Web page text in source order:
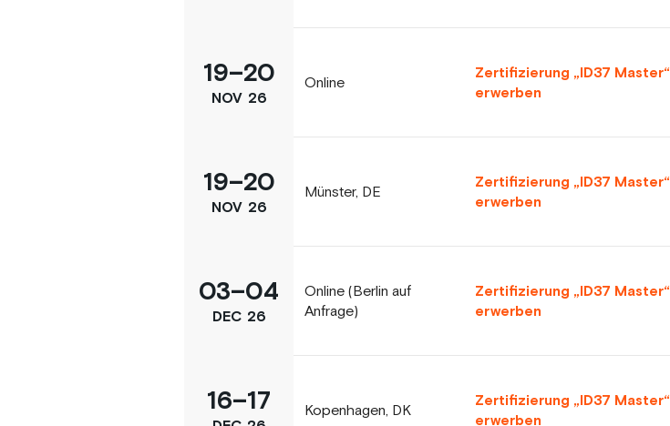
19–20
NOV 26
Online
Zertifizierung „ID37 Master“
erwerben
19–20
NOV 26
Münster, DE
Zertifizierung „ID37 Master“
erwerben
03–04
DEC 26
Online (Berlin auf
Anfrage)
Zertifizierung „ID37 Master“
erwerben
16–17 Kopenhagen, DK
Zertifizierung „ID37 Master“
erwerben